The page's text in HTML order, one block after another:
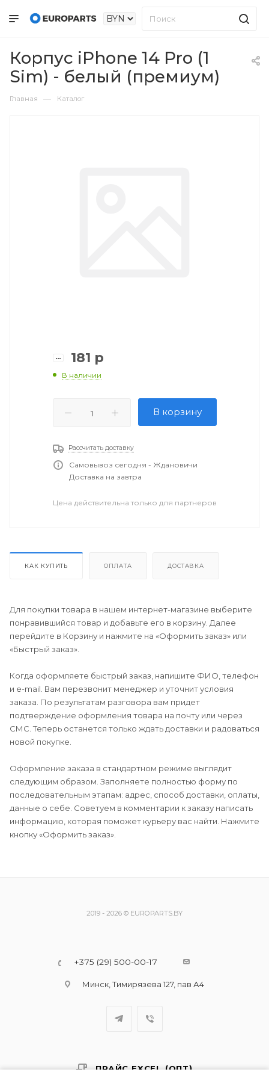
Корпус iPhone 14 Pro (1
Sim) - белый (премиум)
Главная — Каталог
181 р
В наличии
В корзину
Рассчитать доставку
Самовывоз сегодня - Ждановичи
Доставка на завтра
Цена действительна только для партнеров
КАК КУПИТЬ ОПЛАТА ДОСТАВКА
Для покупки товара в нашем интернет-магазине выберите
понравившийся товар и добавьте его в корзину. Далее
перейдите в Корзину и нажмите на «Оформить заказ» или
«Быстрый заказ».
Когда оформляете быстрый заказ, напишите ФИО, телефон
и e-mail. Вам перезвонит менеджер и уточнит условия
заказа. По результатам разговора вам придет
подтверждение оформления товара на почту или через
СМС. Теперь останется только ждать доставки и радоваться
новой покупке.
Оформление заказа в стандартном режиме выглядит
следующим образом. Заполняете полностью форму по
последовательным этапам: адрес, способ доставки, оплаты,
данные о себе. Советуем в комментарии к заказу написать
информацию, которая поможет курьеру вас найти. Нажмите
кнопку «Оформить заказ».
2019 - 2026 © EUROPARTS.BY
+375 (29) 500-00-17
Минск, Тимирязева 127, пав А4
ПРАЙС EXCEL (ОПТ)